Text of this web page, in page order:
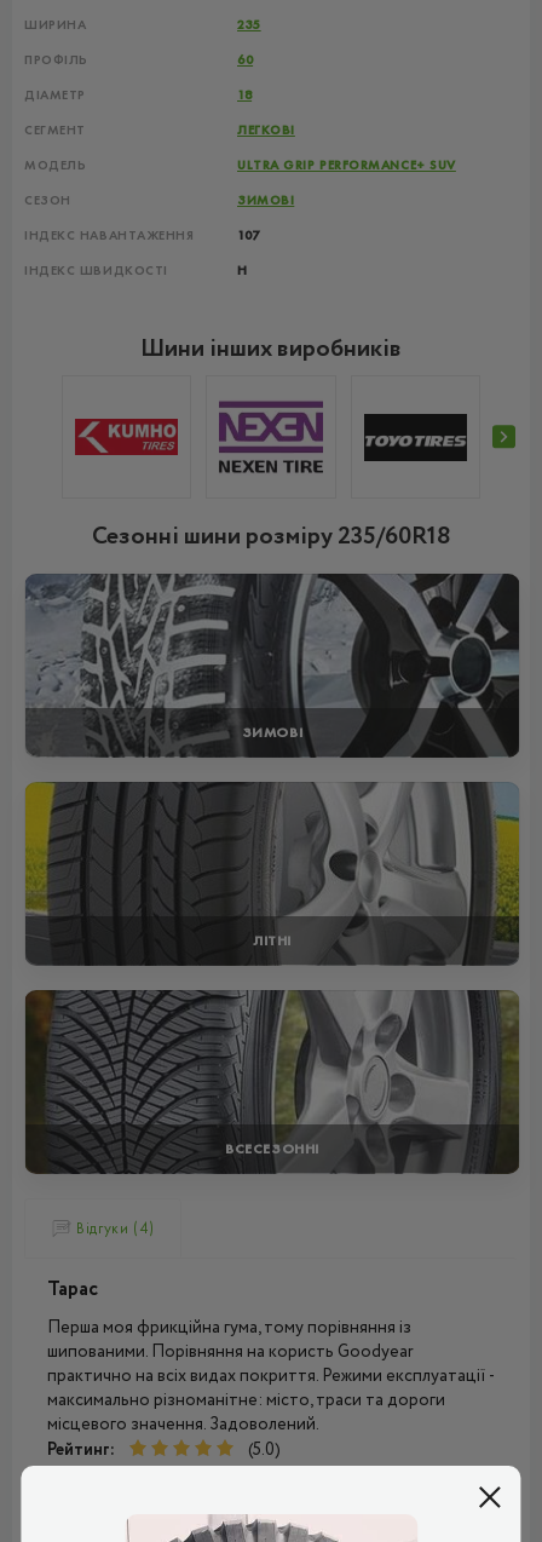
ШИРИНА 235
ПРОФІЛЬ 60
ДІАМЕТР 18
СЕГМЕНТ ЛЕГКОВІ
МОДЕЛЬ ULTRA GRIP PERFORMANCE+ SUV
СЕЗОН ЗИМОВІ
ІНДЕКС НАВАНТАЖЕННЯ 107
ІНДЕКС ШВИДКОСТІ H
Шини інших виробників
Сезонні шини розміру 235/60R18
ЗИМОВІ
ЛІТНІ
ВСЕСЕЗОННІ
Відгуки (4)
Тарас
Перша моя фрикційна гума, тому порівняння із
шипованими. Порівняння на користь Goodyear
практично на всіх видах покриття. Режими експлуатації -
максимально різноманітне: місто, траси та дороги
місцевого значення. Задоволений.
Рейтинг:
(5.0)